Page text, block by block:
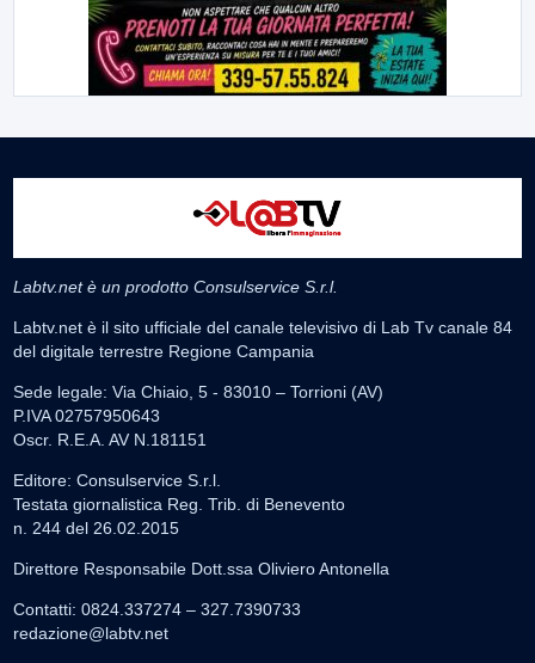
Labtv.net è un prodotto Consulservice S.r.l.
Labtv.net è il sito ufficiale del canale televisivo di Lab Tv canale 84
del digitale terrestre Regione Campania
Sede legale: Via Chiaio, 5 - 83010 – Torrioni (AV)
P.IVA 02757950643
Oscr. R.E.A. AV N.181151
Editore: Consulservice S.r.l.
Testata giornalistica Reg. Trib. di Benevento
n. 244 del 26.02.2015
Direttore Responsabile Dott.ssa Oliviero Antonella
Contatti: 0824.337274 – 327.7390733
redazione@labtv.net